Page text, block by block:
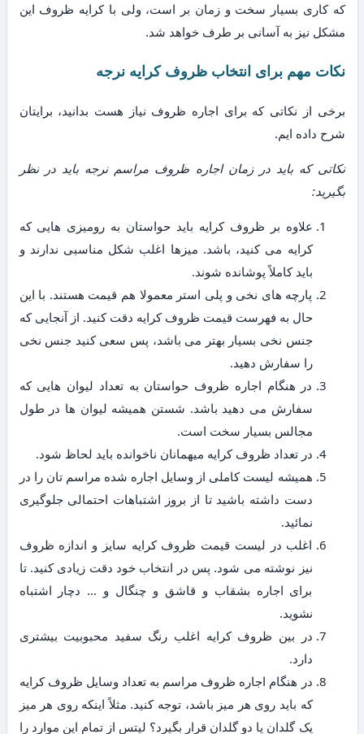
که کاری بسیار سخت و زمان بر است، ولی با کرایه ظروف این
مشکل نیز به آسانی بر طرف خواهد شد.
نکات مهم برای انتخاب ظروف کرایه نرجه
برخی از نکاتی که برای اجاره ظروف نیاز هست بدانید، برایتان
شرح داده ایم.
نکاتی که باید در زمان اجاره ظروف مراسم نرجه باید در نظر
بگیرید:
علاوه بر ظروف کرایه باید حواستان به رومیزی هایی که
کرایه می کنید، باشد. میزها اغلب شکل مناسبی ندارند و
باید کاملاً پوشانده شوند.
پارچه های نخی و پلی استر معمولا هم قیمت هستند. با این
حال به فهرست قیمت ظروف کرایه دقت کنید. از آنجایی که
جنس نخی بسیار بهتر می باشد، پس سعی کنید جنس نخی
را سفارش دهید.
در هنگام اجاره ظروف حواستان به تعداد لیوان هایی که
سفارش می دهید باشد. شستن همیشه لیوان ها در طول
مجالس بسیار سخت است.
در تعداد ظروف کرایه میهمانان ناخوانده باید لحاظ شود.
همیشه لیست کاملی از وسایل اجاره شده مراسم تان را در
دست داشته باشید تا از بروز اشتباهات احتمالی جلوگیری
نمائید.
اغلب در لیست قیمت ظروف کرایه سایز و اندازه ظروف
نیز نوشته می شود. پس در انتخاب خود دقت زیادی کنید. تا
برای اجاره بشقاب و قاشق و چنگال و … دچار اشتباه
نشوید.
در بین ظروف کرایه اغلب رنگ سفید محبوبیت بیشتری
دارد.
در هنگام اجاره ظروف مراسم به تعداد وسایل ظروف کرایه
که باید روی هر میز باشد، توجه کنید. مثلاً اینکه روی هر میز
یک گلدان یا دو گلدان قرار بگیرد؟ لیتس از تمام این موارد را